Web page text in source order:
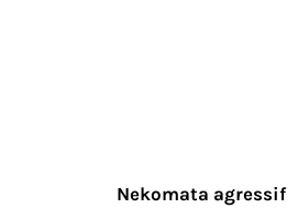
Nekomata agressif